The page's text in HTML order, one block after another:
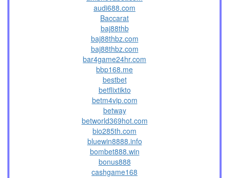
audi688.com
Baccarat
baj88thb
baj88thbz.com
baj88thbz.com
bar4game24hr.com
bbp168.me
bestbet
betflixtikto
betm4vip.com
betway
betworld369hot.com
bio285th.com
bluewin8888.info
bombet888.win
bonus888
cashgame168